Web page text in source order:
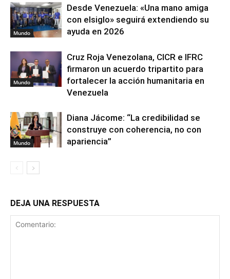
Mundo
Desde Venezuela: «Una mano amiga
con elsiglo» seguirá extendiendo su
ayuda en 2026
Mundo
Cruz Roja Venezolana, CICR e IFRC
firmaron un acuerdo tripartito para
fortalecer la acción humanitaria en
Venezuela
Mundo
Diana Jácome: “La credibilidad se
construye con coherencia, no con
apariencia”
DEJA UNA RESPUESTA